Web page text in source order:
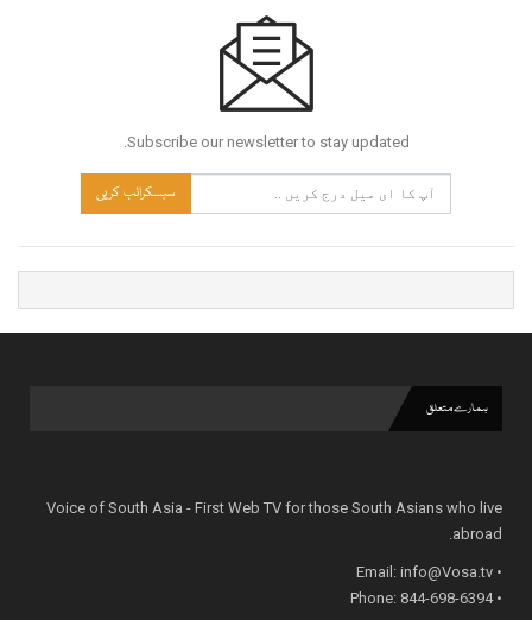
Subscribe our newsletter to stay updated.
سبسکرائب کریں
ہمارے متعلق
Voice of South Asia - First Web TV for those South Asians who live
abroad.
• Email:
info@Vosa.tv
• Phone: 844-698-6394